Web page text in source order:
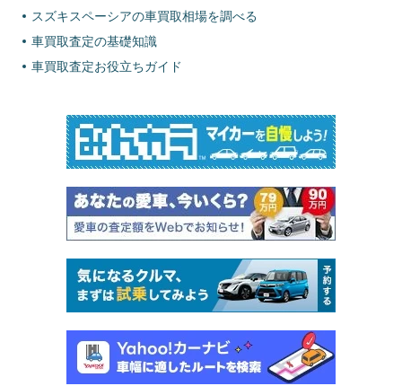
スズキスペーシアの車買取相場を調べる
車買取査定の基礎知識
車買取査定お役立ちガイド